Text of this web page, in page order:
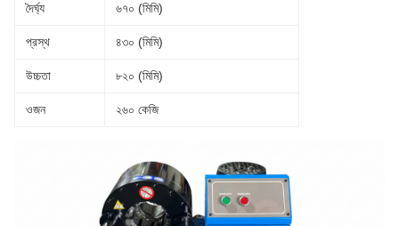
দৈর্ঘ্য ৬৭০ (মিমি)
প্রস্থ ৪৩০ (মিমি)
উচ্চতা ৮২০ (মিমি)
ওজন ২৬০ কেজি